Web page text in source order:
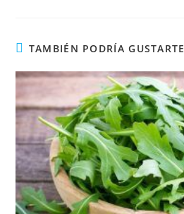
TAMBIÉN PODRÍA GUSTARTE